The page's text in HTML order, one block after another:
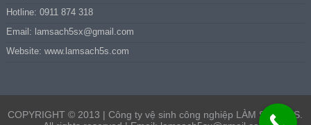
Hotline: 0911 874 318
Email: lamsach5sx@gmail.com
Website: www.lamsach5s.com
COPYRIGHT © 2013 | Công ty vệ sinh công nghiệp LÀM SẠCH 5S.